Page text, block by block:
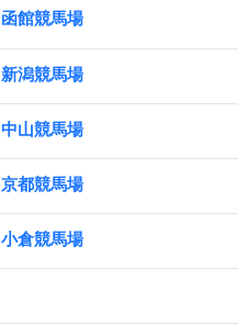
函館競馬場
新潟競馬場
中山競馬場
京都競馬場
小倉競馬場